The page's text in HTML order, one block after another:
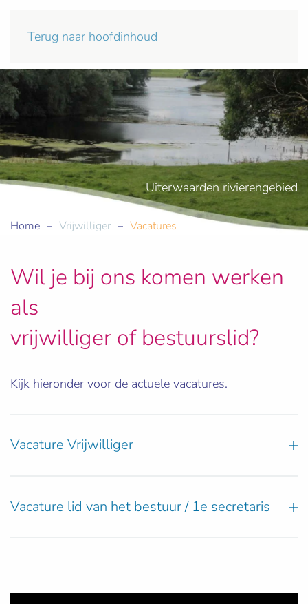
Terug naar hoofdinhoud
Uiterwaarden rivierengebied
Home Vrijwilliger Vacatures
Wil je bij ons komen werken
als
vrijwilliger of bestuurslid?
Kijk hieronder voor de actuele vacatures.
Vacature Vrijwilliger
Vacature lid van het bestuur / 1e secretaris